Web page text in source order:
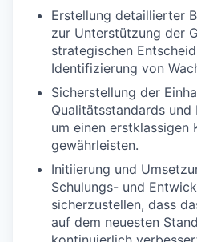
Erstellung detaillierter
zur Unterstützung der
strategischen
Identifizierung von
Sicherstellung der
Qualitätsstandards und
um einen erstklassigen
gewährleisten.
Initiierung und
Schulungs- und
sicherzustellen, dass
auf dem neuesten